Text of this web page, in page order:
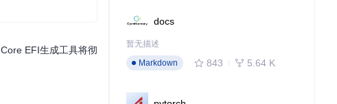
EFI生成工具将彻
docs
暂无描述
Markdown
843 5.64 K